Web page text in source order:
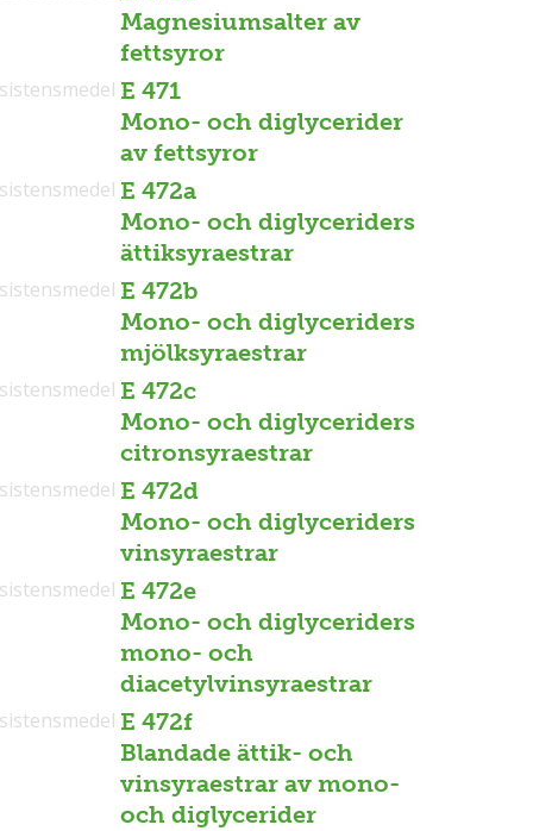
Magnesiumsalter av
fettsyror
E 471
Mono- och diglycerider
av fettsyror
E 472a
Mono- och diglyceriders
ättiksyraestrar
E 472b
Mono- och diglyceriders
mjölksyraestrar
E 472c
Mono- och diglyceriders
citronsyraestrar
E 472d
Mono- och diglyceriders
vinsyraestrar
E 472e
Mono- och diglyceriders
mono- och
diacetylvinsyraestrar
E 472f
Blandade ättik- och
vinsyraestrar av mono-
och diglycerider